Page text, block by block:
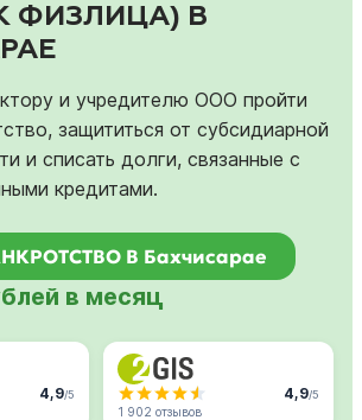
ФИЗЛИЦА) В
и учредителю ООО пройти
защититься от субсидиарной
и списать долги, связанные с
кредитами.
В Бахчисарае
в месяц
4,9/5 4,9/5
1 902 отзывов